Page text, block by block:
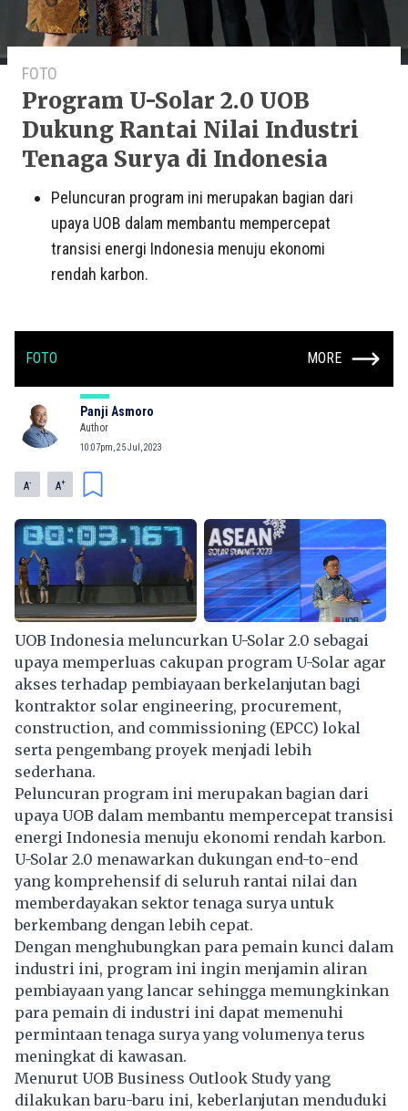
FOTO
Program U-Solar 2.0 UOB
Dukung Rantai Nilai Industri
Tenaga Surya di Indonesia
Peluncuran program ini merupakan bagian dari
upaya UOB dalam membantu mempercepat
transisi energi Indonesia menuju ekonomi
rendah karbon.
FOTO MORE
Panji Asmoro
Author
10:07pm, 25 Jul, 2023
A- A+
UOB Indonesia meluncurkan U-Solar 2.0 sebagai
upaya memperluas cakupan program U-Solar agar
akses terhadap pembiayaan berkelanjutan bagi
kontraktor solar engineering, procurement,
construction, and commissioning (EPCC) lokal
serta pengembang proyek menjadi lebih
sederhana.
Peluncuran program ini merupakan bagian dari
upaya UOB dalam membantu mempercepat transisi
energi Indonesia menuju ekonomi rendah karbon.
U-Solar 2.0 menawarkan dukungan end-to-end
yang komprehensif di seluruh rantai nilai dan
memberdayakan sektor tenaga surya untuk
berkembang dengan lebih cepat.
Dengan menghubungkan para pemain kunci dalam
industri ini, program ini ingin menjamin aliran
pembiayaan yang lancar sehingga memungkinkan
para pemain di industri ini dapat memenuhi
permintaan tenaga surya yang volumenya terus
meningkat di kawasan.
Menurut UOB Business Outlook Study yang
dilakukan baru-baru ini, keberlanjutan menduduki